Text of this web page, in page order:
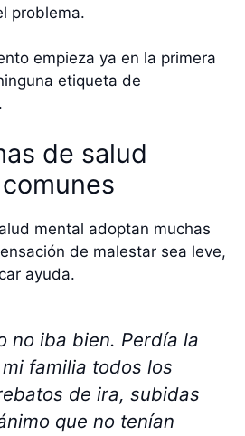
problema.
empieza ya en la primera
etiqueta de
de salud
mental adoptan muchas
de malestar sea leve,
ayuda.
no iba bien. Perdía la
familia todos los
de ira, subidas
que no tenían